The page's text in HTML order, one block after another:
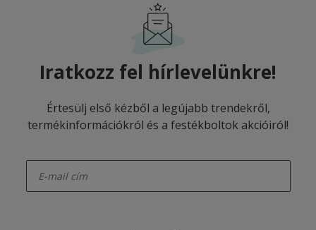
Iratkozz fel hírlevelünkre!
Értesülj első kézből a legújabb trendekről,
termékinformációkról és a festékboltok akcióiról!